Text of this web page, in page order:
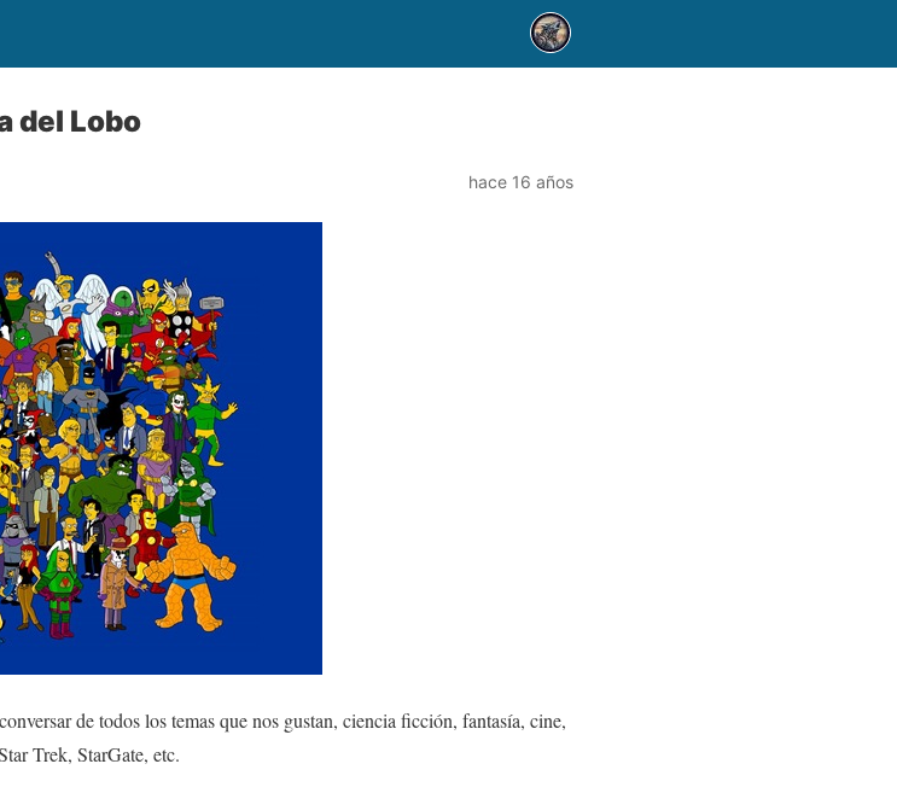
del Lobo
hace 16 años
de todos los temas que nos gustan, ciencia ficción, fantasía, cine,
Trek, StarGate, etc.